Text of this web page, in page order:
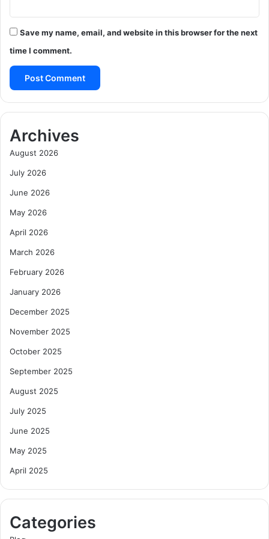
Save my name, email, and website in this browser for the next
time I comment.
Archives
August 2026
July 2026
June 2026
May 2026
April 2026
March 2026
February 2026
January 2026
December 2025
November 2025
October 2025
September 2025
August 2025
July 2025
June 2025
May 2025
April 2025
Categories